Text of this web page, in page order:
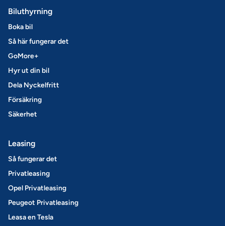
Biluthyrning
Boka bil
Så här fungerar det
GoMore+
Hyr ut din bil
Dela Nyckelfritt
Försäkring
Säkerhet
Leasing
Så fungerar det
Privatleasing
Opel Privatleasing
Peugeot Privatleasing
Leasa en Tesla